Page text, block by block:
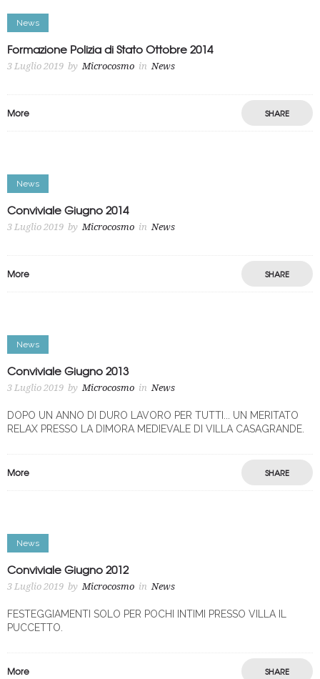
News
Formazione Polizia di Stato Ottobre 2014
3 Luglio 2019 by Microcosmo in News
More SHARE
News
Conviviale Giugno 2014
3 Luglio 2019 by Microcosmo in News
More SHARE
News
Conviviale Giugno 2013
3 Luglio 2019 by Microcosmo in News
DOPO UN ANNO DI DURO LAVORO PER TUTTI... UN MERITATO
RELAX PRESSO LA DIMORA MEDIEVALE DI VILLA CASAGRANDE.
More SHARE
News
Conviviale Giugno 2012
3 Luglio 2019 by Microcosmo in News
FESTEGGIAMENTI SOLO PER POCHI INTIMI PRESSO VILLA IL
PUCCETTO.
More SHARE